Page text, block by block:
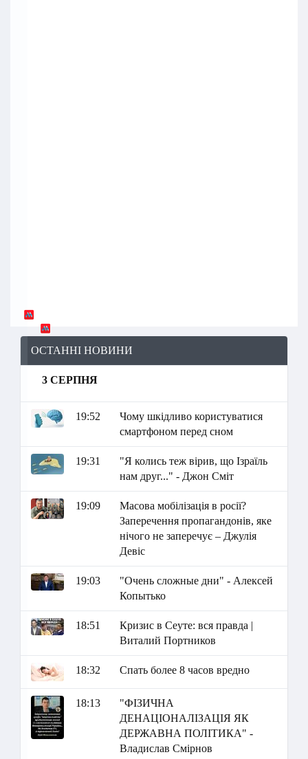
ОСТАННІ НОВИНИ
3 СЕРПНЯ
19:52
Чому шкідливо користуватися
смартфоном перед сном
19:31
"Я колись теж вірив, що Ізраїль
нам друг..." - Джон Сміт
19:09
Масова мобілізація в росії?
Заперечення пропагандонів, яке
нічого не заперечує – Джулія
Девіс
19:03
"Очень сложные дни" - Алексей
Копытько
18:51
Кризис в Сеуте: вся правда |
Виталий Портников
18:32 Спать более 8 часов вредно
18:13
"ФІЗИЧНА
ДЕНАЦІОНАЛІЗАЦІЯ ЯК
ДЕРЖАВНА ПОЛІТИКА" -
Владислав Смірнов